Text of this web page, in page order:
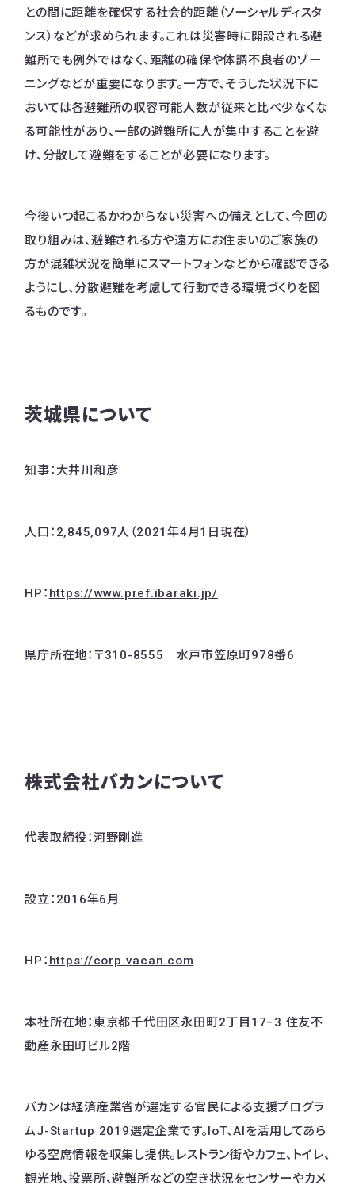
との間に距離を確保する社会的距離（ソーシャルディスタ
ンス）などが求められます。これは災害時に開設される避
難所でも例外ではなく、距離の確保や体調不良者のゾー
ニングなどが重要になります。一方で、そうした状況下に
おいては各避難所の収容可能人数が従来と比べ少なくな
る可能性があり、一部の避難所に人が集中することを避
け、分散して避難をすることが必要になります。
今後いつ起こるかわからない災害への備えとして、今回の
取り組みは、避難される方や遠方にお住まいのご家族の
方が混雑状況を簡単にスマートフォンなどから確認できる
ようにし、分散避難を考慮して行動できる環境づくりを図
るものです。
茨城県について
知事：大井川和彦
人口：2,845,097人（2021年4月1日現在）
HP： https://www.pref.ibaraki.jp/
県庁所在地：〒310-8555 水戸市笠原町978番6
株式会社バカンについて
代表取締役：河野剛進
設立：2016年6月
HP： https://corp.vacan.com
本社所在地：東京都千代田区永田町2丁目17−3 住友不
動産永田町ビル2階
バカンは経済産業省が選定する官民による支援プログラ
ムJ-Startup 2019選定企業です。IoT、AIを活用してあら
ゆる空席情報を収集し提供。レストラン街やカフェ、トイレ、
観光地、投票所、避難所などの空き状況をセンサーやカメ